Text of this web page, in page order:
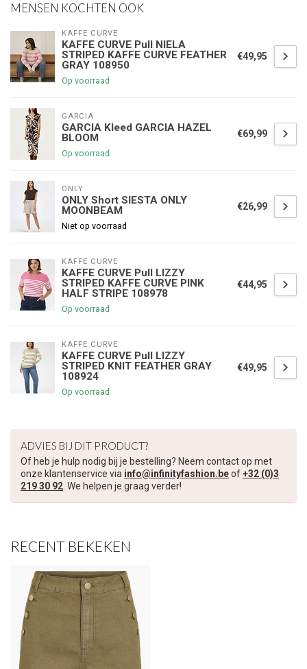
MENSEN KOCHTEN OOK
KAFFE CURVE
KAFFE CURVE Pull NIELA
STRIPED KAFFE CURVE FEATHER
GRAY 108950
Op voorraad
€49,95
GARCIA
GARCIA Kleed GARCIA HAZEL
BLOOM
Op voorraad
€69,99
ONLY
ONLY Short SIESTA ONLY
MOONBEAM
Niet op voorraad
€26,99
KAFFE CURVE
KAFFE CURVE Pull LIZZY
STRIPED KAFFE CURVE PINK
HALF STRIPE 108978
Op voorraad
€44,95
KAFFE CURVE
KAFFE CURVE Pull LIZZY
STRIPED KNIT FEATHER GRAY
108924
Op voorraad
€49,95
ADVIES BIJ DIT PRODUCT?
Of heb je hulp nodig bij je bestelling? Neem contact op met
onze klantenservice via info@infinityfashion.beof+32 (0)3
219 30 92. We helpen je graag verder!
RECENT BEKEKEN